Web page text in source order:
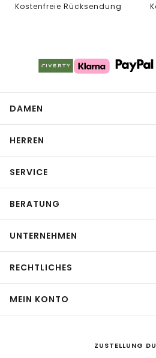
Kostenfreie Rücksendung
DAMEN
HERREN
SERVICE
BERATUNG
UNTERNEHMEN
RECHTLICHES
MEIN KONTO
ZUSTELLUNG